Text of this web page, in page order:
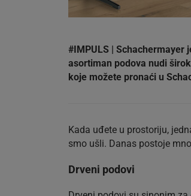
#IMPULS |
asortiman podova nudi
koje možete pronaći u
Kada uđete u prostoriju,
smo ušli. Danas postoje
Drveni podovi